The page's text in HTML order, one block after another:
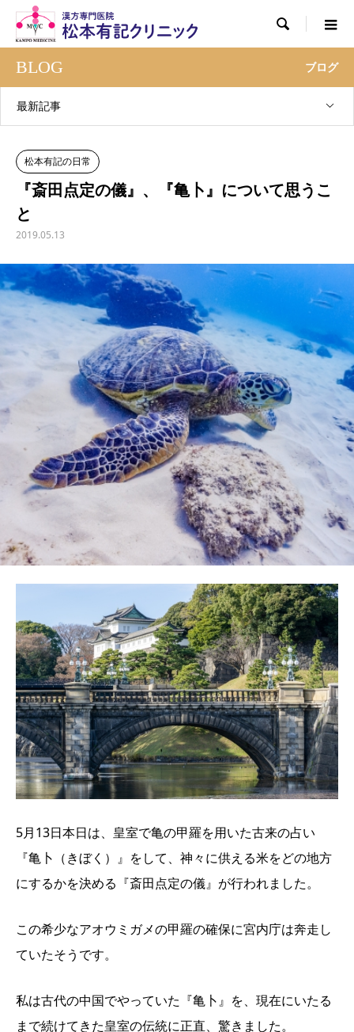

BLOG ブログ
最新記事
松本有記の日常
『斎田点定の儀』、『亀卜』について思うこ
と
2019.05.13
5月13日本日は、皇室で亀の甲羅を用いた古来の占い
『亀卜（きぼく）』をして、神々に供える米をどの地方
にするかを決める『斎田点定の儀』が行われました。
この希少なアオウミガメの甲羅の確保に宮内庁は奔走し
ていたそうです。
私は古代の中国でやっていた『亀卜』を、現在にいたる
まで続けてきた皇室の伝統に正直、驚きました。